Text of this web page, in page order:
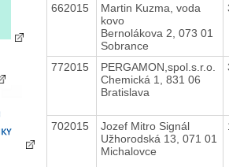
662015
Martin Kuzma, voda
kovo
Bernolákova 2, 073 01
Sobrance
772015
PERGAMON,spol.s.r.o.
Chemická 1, 831 06
Bratislava
702015
Jozef Mitro Signál
Užhorodská 13, 071 01
Michalovce